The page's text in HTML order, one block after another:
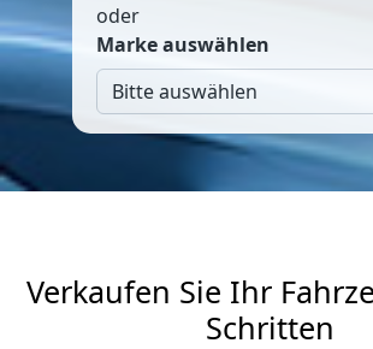
oder
Marke auswählen
Verkaufen Sie Ihr
Schritten